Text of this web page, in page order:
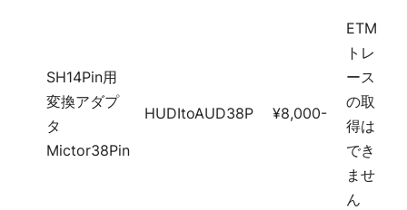
SH14Pin用
変換アダプ
タ
Mictor38Pin
HUDItoAUD38P ¥8,000-
ETM
トレ
ース
の取
得は
でき
ませ
ん